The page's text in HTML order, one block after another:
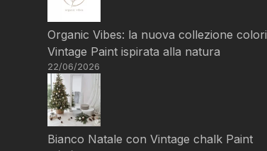
Organic Vibes: la nuova collezione colori
Vintage Paint ispirata alla natura
22/06/2026
Bianco Natale con Vintage chalk Paint